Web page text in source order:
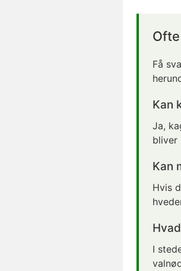
Få
Kan
Ja,
bliver
Kan
Hvis
I